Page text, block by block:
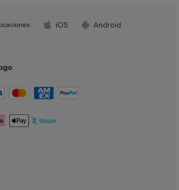
iOS Android